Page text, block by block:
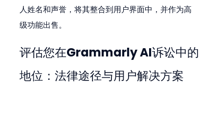
人姓名和声誉，将其整合到用户界面中，并作为高
级功能出售。
评估您在Grammarly AI诉讼中的
地位：法律途径与用户解决方案